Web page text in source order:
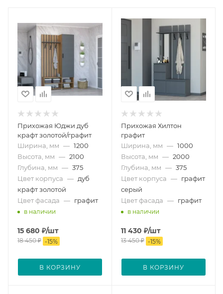
Прихожая Юджи дуб
крафт золотой/графит
Ширина, мм — 1200
Высота, мм — 2100
Глубина, мм — 375
Цвет корпуса — дуб
крафт золотой
Цвет фасада — графит
в наличии
15 680 ₽/шт
18 450₽ -15%
В КОРЗИНУ
Прихожая Хилтон
графит
Ширина, мм — 1000
Высота, мм — 2000
Глубина, мм — 375
Цвет корпуса — графит
серый
Цвет фасада — графит
в наличии
11 430 ₽/шт
13 450₽ -15%
В КОРЗИНУ